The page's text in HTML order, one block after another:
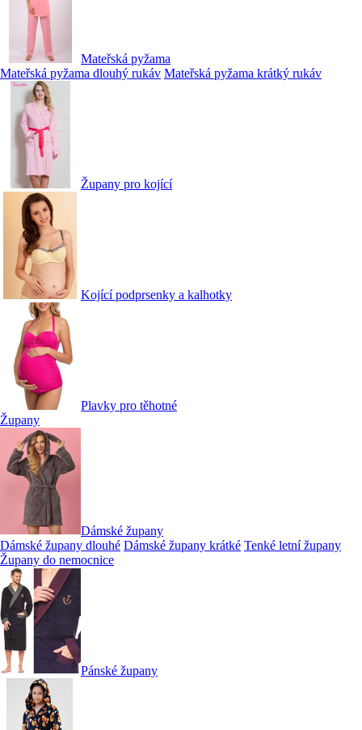
Mateřská pyžama
Mateřská pyžama dlouhý rukáv Mateřská pyžama krátký rukáv
Župany pro kojící
Kojící podprsenky a kalhotky
Plavky pro těhotné
Župany
Dámské župany
Dámské župany dlouhé Dámské župany krátké Tenké letní župany
Župany do nemocnice
Pánské župany